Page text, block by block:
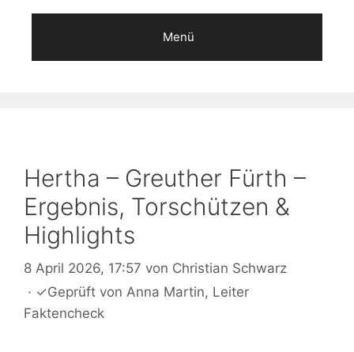
Menü
Hertha – Greuther Fürth –
Ergebnis, Torschützen &
Highlights
8 April 2026, 17:57 von Christian Schwarz
· ✓Geprüft von Anna Martin, Leiter
Faktencheck